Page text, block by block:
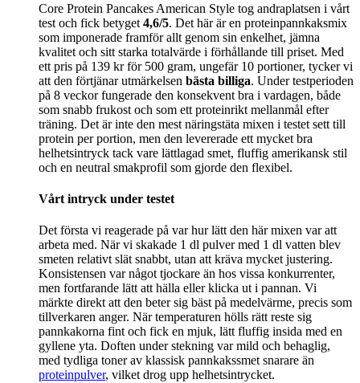
Core Protein Pancakes American Style tog andraplatsen i vårt
test och fick betyget 4,6/5. Det här är en proteinpannkaksmix
som imponerade framför allt genom sin enkelhet, jämna
kvalitet och sitt starka totalvärde i förhållande till priset. Med
ett pris på 139 kr för 500 gram, ungefär 10 portioner, tycker vi
att den förtjänar utmärkelsen bästa billiga. Under testperioden
på 8 veckor fungerade den konsekvent bra i vardagen, både
som snabb frukost och som ett proteinrikt mellanmål efter
träning. Det är inte den mest näringstäta mixen i testet sett till
protein per portion, men den levererade ett mycket bra
helhetsintryck tack vare lättlagad smet, fluffig amerikansk stil
och en neutral smakprofil som gjorde den flexibel.
Vårt intryck under testet
Det första vi reagerade på var hur lätt den här mixen var att
arbeta med. När vi skakade 1 dl pulver med 1 dl vatten blev
smeten relativt slät snabbt, utan att kräva mycket justering.
Konsistensen var något tjockare än hos vissa konkurrenter,
men fortfarande lätt att hälla eller klicka ut i pannan. Vi
märkte direkt att den beter sig bäst på medelvärme, precis som
tillverkaren anger. När temperaturen hölls rätt reste sig
pannkakorna fint och fick en mjuk, lätt fluffig insida med en
gyllene yta. Doften under stekning var mild och behaglig,
med tydliga toner av klassisk pannkakssmet snarare än
proteinpulver, vilket drog upp helhetsintrycket.